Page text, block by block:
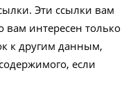
Эти ссылки вам
вам интересен только
к другим данным,
если